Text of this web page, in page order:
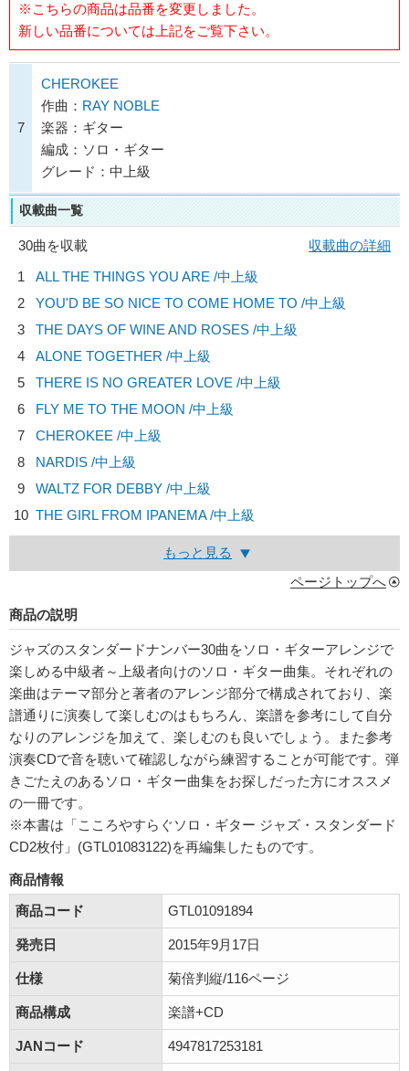
※こちらの商品は品番を変更しました。
新しい品番については上記をご覧下さい。
7
CHEROKEE
作曲： RAY NOBLE
楽器：ギター
編成：ソロ・ギター
グレード：中上級
収載曲一覧
30曲を収載
収載曲の詳細
1
ALL THE THINGS YOU ARE /中上級
2
YOU'D BE SO NICE TO COME HOME TO /中上級
3
THE DAYS OF WINE AND ROSES /中上級
4
ALONE TOGETHER /中上級
5
THERE IS NO GREATER LOVE /中上級
6
FLY ME TO THE MOON /中上級
7
CHEROKEE /中上級
8
NARDIS /中上級
9
WALTZ FOR DEBBY /中上級
10 THE GIRL FROM IPANEMA /中上級
もっと見る
ページトップへ
商品の説明
ジャズのスタンダードナンバー30曲をソロ・ギターアレンジで
楽しめる中級者～上級者向けのソロ・ギター曲集。それぞれの
楽曲はテーマ部分と著者のアレンジ部分で構成されており、楽
譜通りに演奏して楽しむのはもちろん、楽譜を参考にして自分
なりのアレンジを加えて、楽しむのも良いでしょう。また参考
演奏CDで音を聴いて確認しながら練習することが可能です。弾
きごたえのあるソロ・ギター曲集をお探しだった方にオススメ
の一冊です。
※本書は「こころやすらぐソロ・ギター ジャズ・スタンダード
CD2枚付」(GTL01083122)を再編集したものです。
商品情報
商品コード
GTL01091894
発売日 2015年9月17日
仕様 菊倍判縦/116ページ
商品構成 楽譜+CD
JANコード 4947817253181